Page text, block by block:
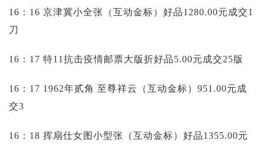
16：16 京津冀小全张（互动金标）好品1280.00元成交1
刀
16：17 特11抗击疫情邮票大版折好品5.00元成交25版
16：17 1962年贰角 至尊祥云（互动金标）951.00元成
交3
16：18 挥扇仕女图小型张（互动金标）好品1355.00元